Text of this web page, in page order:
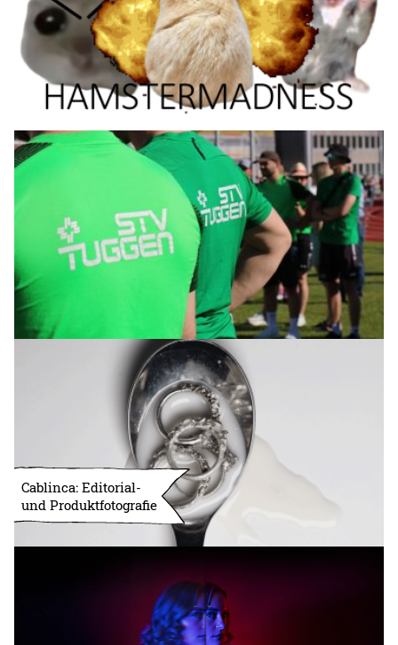
Cablinca: Editorial-
und Produktfotografie